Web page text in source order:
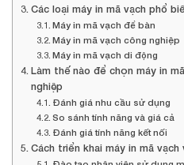
Các loại máy in mã vạch phổ
Máy in mã vạch để bàn
Máy in mã vạch công nghiệp
Máy in mã vạch di động
Làm thế nào để chọn máy in
nghiệp
Đánh giá nhu cầu sử dụng
So sánh tính năng và giá cả
Đánh giá tính năng kết nối
Cách triển khai máy in mã